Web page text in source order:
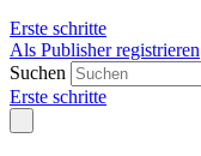
Erste schritte
Als Publisher registrieren
Suchen
Erste schritte